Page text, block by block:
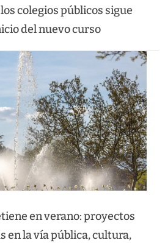
colegios públicos sigue
del nuevo curso
en verano: proyectos
en la vía pública, cultura,